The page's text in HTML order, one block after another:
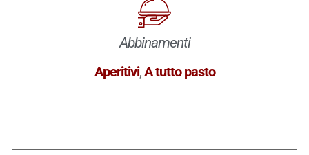
Abbinamenti
Aperitivi,A tutto pasto